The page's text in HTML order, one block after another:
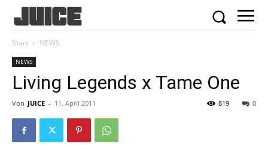
Start NEWS
NEWS
Living Legends x Tame One
Von JUICE - 11. April 2011 0
819